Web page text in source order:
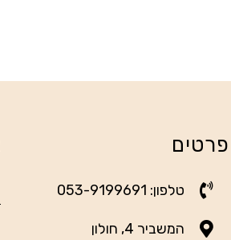
פרטים
טלפון: 053-9199691
המשביר 4, חולון